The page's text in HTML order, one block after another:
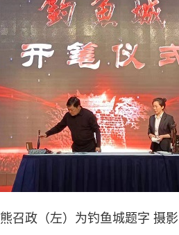
熊召政（左）为钓鱼城题字 摄